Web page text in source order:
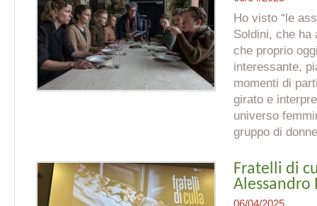
Ho visto “le
Soldini, che ha
che proprio
interessante,
momenti di
girato e
universo
gruppo di
Fratelli di
Alessandro
06/04/2025